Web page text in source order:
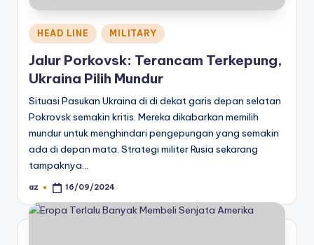
Posted
in
HEAD LINE MILITARY
Jalur Porkovsk: Terancam Terkepung,
Ukraina Pilih Mundur
Situasi Pasukan Ukraina di di dekat garis depan selatan
Pokrovsk semakin kritis. Mereka dikabarkan memilih
mundur untuk menghindari pengepungan yang semakin
ada di depan mata. Strategi militer Rusia sekarang
tampaknya…
Posted
az 16/09/2024